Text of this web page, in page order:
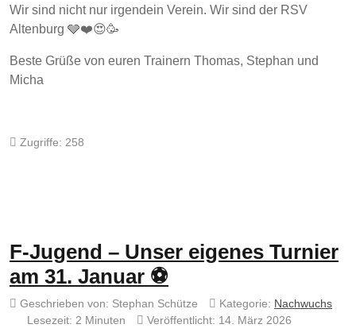
Wir sind nicht nur irgendein Verein. Wir sind der RSV
Altenburg 🩶❤️😍🥳
Beste Grüße von euren Trainern Thomas, Stephan und
Micha
Zugriffe: 258
F-Jugend – Unser eigenes Turnier
am 31. Januar ⚽
Geschrieben von: Stephan Schütze Kategorie: Nachwuchs
Lesezeit: 2 Minuten
Veröffentlicht: 14. März 2026